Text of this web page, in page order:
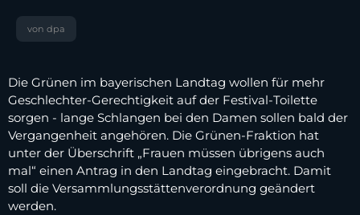
von dpa
Die Grünen im bayerischen Landtag wollen für mehr
Geschlechter-Gerechtigkeit auf der Festival-Toilette
sorgen - lange Schlangen bei den Damen sollen bald der
Vergangenheit angehören. Die Grünen-Fraktion hat
unter der Überschrift „Frauen müssen übrigens auch
mal“ einen Antrag in den Landtag eingebracht. Damit
soll die Versammlungsstättenverordnung geändert
werden.